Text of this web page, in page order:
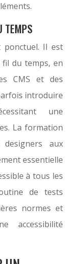
TEMPS
ponctuel. Il est
fil du temps, en
CMS et des
introduire
une
La formation
aux
essentielle
à tous les
de tests
normes et
accessibilité